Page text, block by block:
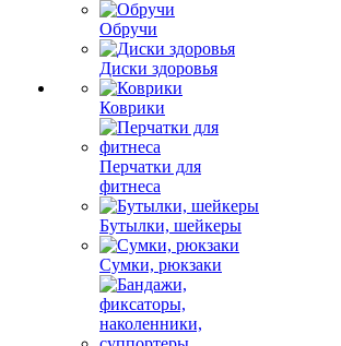
Обручи
Диски здоровья
Коврики
Перчатки для
фитнеса
Бутылки, шейкеры
Сумки, рюкзаки